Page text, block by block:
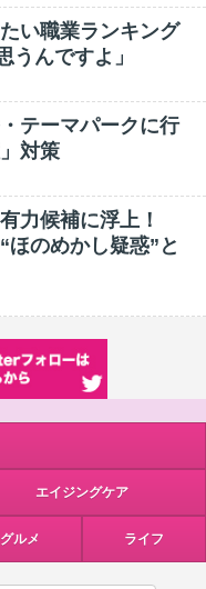
い職業ランキング
うんですよ」
テーマパークに行
対策
力候補に浮上！
ほのめかし疑惑”と
エイジングケア
グルメ ライフ